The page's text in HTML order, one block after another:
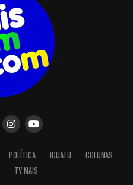
POLÍTICA IGUATU
COLUNAS
TV MAIS